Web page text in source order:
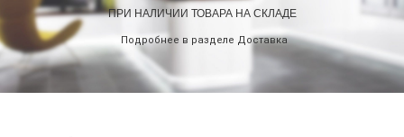
ПРИ НАЛИЧИИ ТОВАРА НА СКЛАДЕ
Подробнее в разделе Доставка